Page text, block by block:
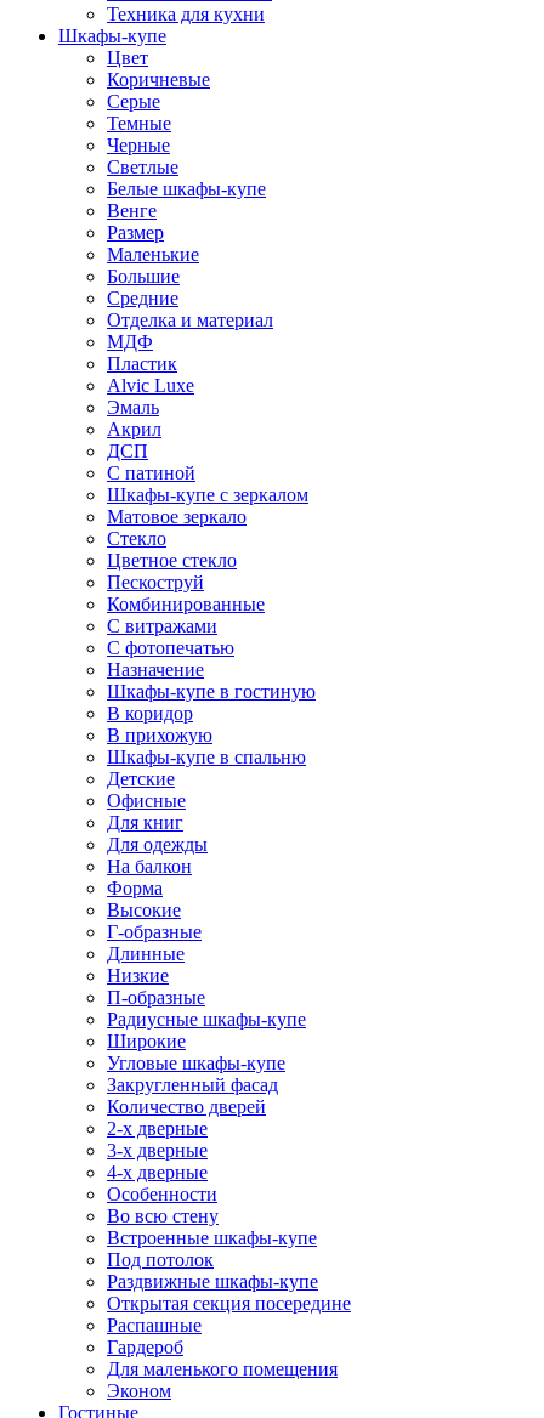
Техника для кухни
Шкафы-купе
Цвет
Коричневые
Серые
Темные
Черные
Светлые
Белые шкафы-купе
Венге
Размер
Маленькие
Большие
Средние
Отделка и материал
МДФ
Пластик
Alvic Luxe
Эмаль
Акрил
ДСП
С патиной
Шкафы-купе с зеркалом
Матовое зеркало
Стекло
Цветное стекло
Пескоструй
Комбинированные
С витражами
С фотопечатью
Назначение
Шкафы-купе в гостиную
В коридор
В прихожую
Шкафы-купе в спальню
Детские
Офисные
Для книг
Для одежды
На балкон
Форма
Высокие
Г-образные
Длинные
Низкие
П-образные
Радиусные шкафы-купе
Широкие
Угловые шкафы-купе
Закругленный фасад
Количество дверей
2-х дверные
3-х дверные
4-х дверные
Особенности
Во всю стену
Встроенные шкафы-купе
Под потолок
Раздвижные шкафы-купе
Открытая секция посередине
Распашные
Гардероб
Для маленького помещения
Эконом
Гостиные